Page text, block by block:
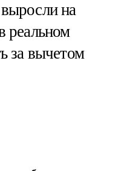
на
реальном
за вычетом